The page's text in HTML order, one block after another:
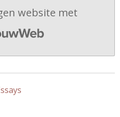
website met